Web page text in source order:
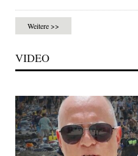
Weitere >>
VIDEO